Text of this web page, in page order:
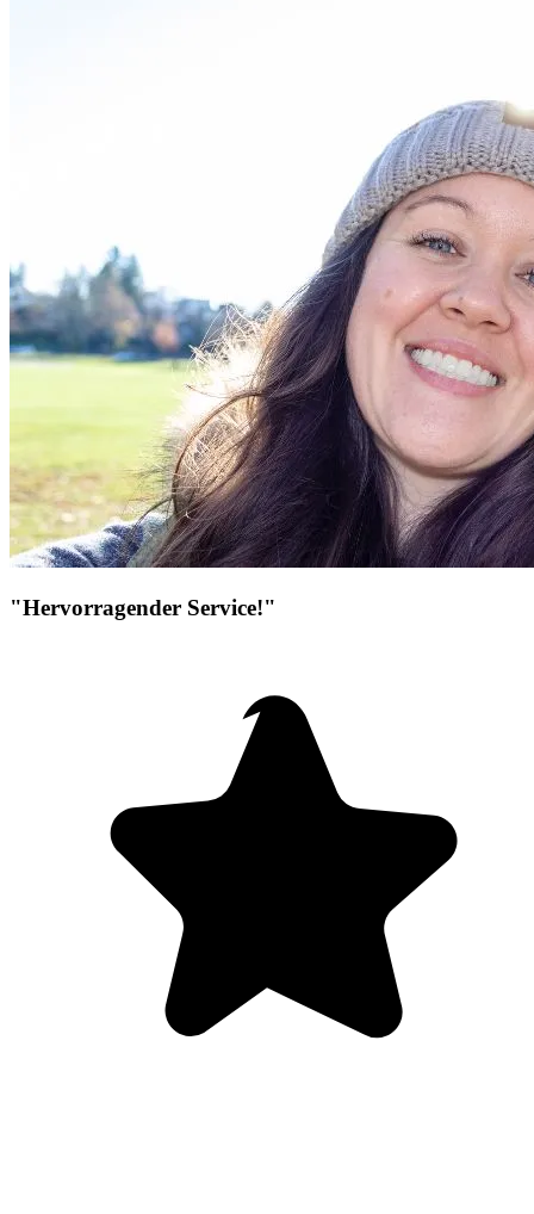
"Hervorragender Service!"